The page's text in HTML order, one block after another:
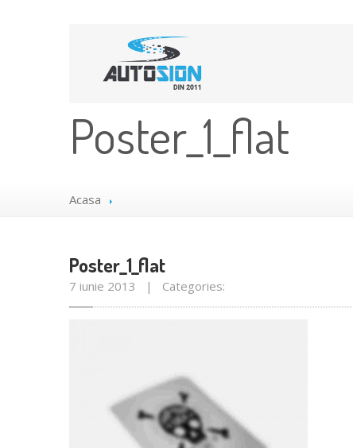
Poster_1_flat
Acasa
Poster_1_flat
7 iunie 2013 | Categories: